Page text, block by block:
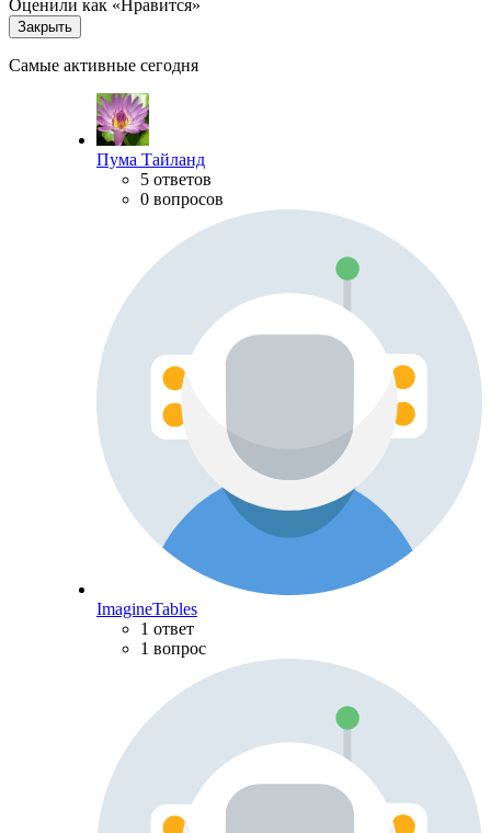
Оценили как «Нравится»
Закрыть
Самые активные сегодня
Пума Тайланд
5 ответов
0 вопросов
ImagineTables
1 ответ
1 вопрос